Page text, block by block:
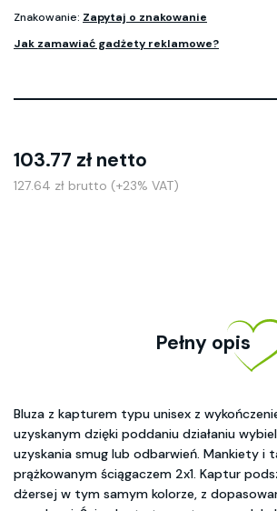
Znakowanie: Zapytaj o znakowanie
Jak zamawiać gadżety reklamowe?
103.77 zł netto
127.64 zł brutto (+23% VAT)
Pełny opis
Bluza z kapturem typu unisex z
uzyskanym dzięki poddaniu działaniu
uzyskania smug lub odbarwień. Mankiety i
prążkowanym ściągaczem 2x1. Kaptur
dżersej w tym samym kolorze, z